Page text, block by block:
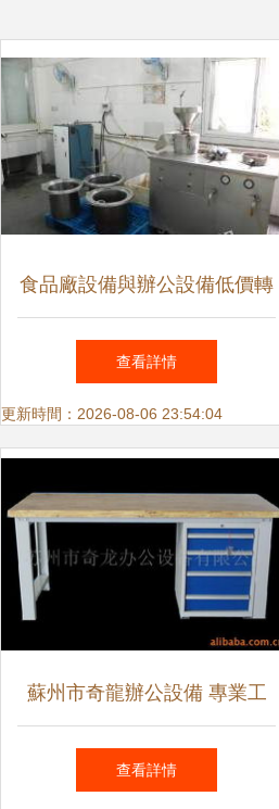
食品廠設備與辦公設備低價轉
讓 高效轉型的明智之選
查看詳情
更新時間：2026-08-06 23:54:04
蘇州市奇龍辦公設備 專業工
作臺產品列表與解析
查看詳情